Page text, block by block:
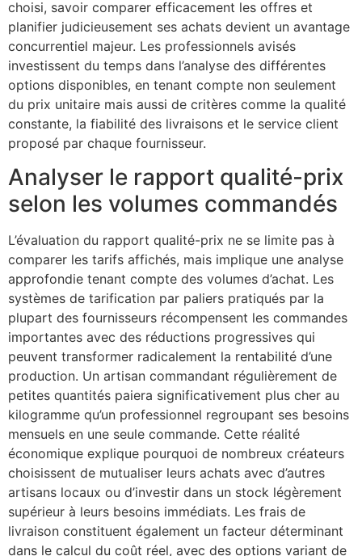
choisi, savoir comparer efficacement les offres et
planifier judicieusement ses achats devient un avantage
concurrentiel majeur. Les professionnels avisés
investissent du temps dans l’analyse des différentes
options disponibles, en tenant compte non seulement
du prix unitaire mais aussi de critères comme la qualité
constante, la fiabilité des livraisons et le service client
proposé par chaque fournisseur.
Analyser le rapport qualité-prix
selon les volumes commandés
L’évaluation du rapport qualité-prix ne se limite pas à
comparer les tarifs affichés, mais implique une analyse
approfondie tenant compte des volumes d’achat. Les
systèmes de tarification par paliers pratiqués par la
plupart des fournisseurs récompensent les commandes
importantes avec des réductions progressives qui
peuvent transformer radicalement la rentabilité d’une
production. Un artisan commandant régulièrement de
petites quantités paiera significativement plus cher au
kilogramme qu’un professionnel regroupant ses besoins
mensuels en une seule commande. Cette réalité
économique explique pourquoi de nombreux créateurs
choisissent de mutualiser leurs achats avec d’autres
artisans locaux ou d’investir dans un stock légèrement
supérieur à leurs besoins immédiats. Les frais de
livraison constituent également un facteur déterminant
dans le calcul du coût réel, avec des options variant de